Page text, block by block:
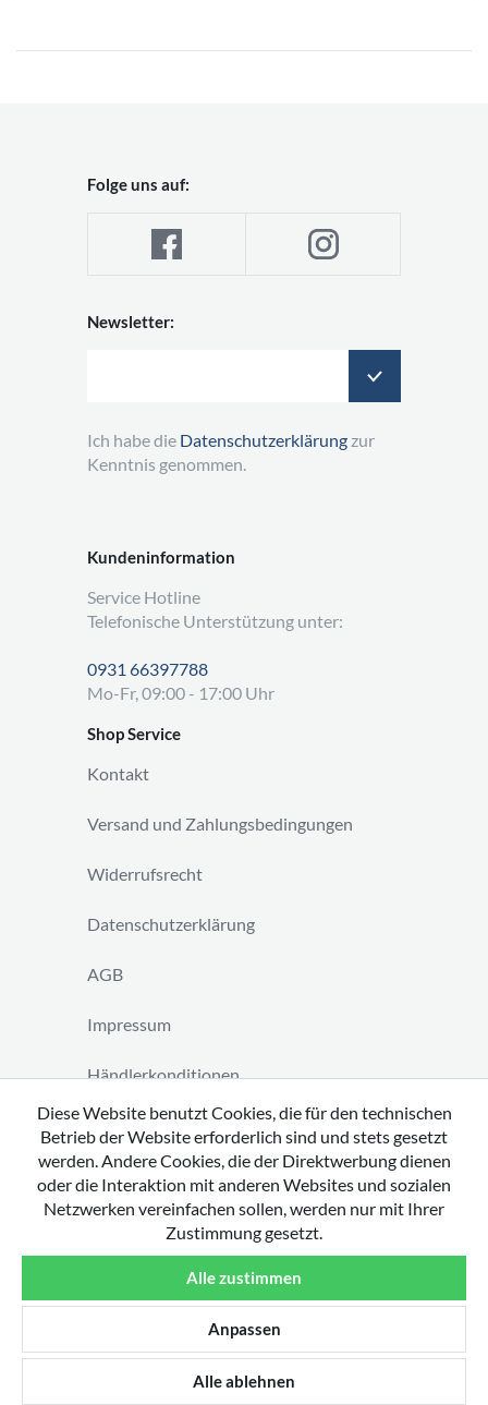
Kundeninformation
Service Hotline
Telefonische Unterstützung unter:
0931 66397788
Mo-Fr, 09:00 - 17:00 Uhr
Shop Service
Kontakt
Versand und Zahlungsbedingungen
Widerrufsrecht
Datenschutzerklärung
AGB
Impressum
Händlerkonditionen
Vertrag widerrufen
Folge uns auf:
Newsletter:
Ich habe die Datenschutzerklärung zur
Kenntnis genommen.
Copyright 2026 by tavato GmbH
Diese Website benutzt Cookies, die für den technischen
Betrieb der Website erforderlich sind und stets gesetzt
werden. Andere Cookies, die der Direktwerbung dienen
oder die Interaktion mit anderen Websites und sozialen
Netzwerken vereinfachen sollen, werden nur mit Ihrer
Zustimmung gesetzt.